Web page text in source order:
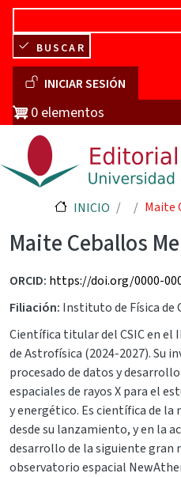
Pasar al contenido principal
BUSCAR
Menú de cuenta de
INICIAR SESIÓN
0 elementos
INICIO Maite
Maite Ceballos
ORCID https://doi.org/0000-
Filiación Instituto de Física de
Científica titular del CSIC en el
de Astrofísica (2024-2027). Su
procesado de datos y
espaciales de rayos X para el
y energético. Es científica de la
desde su lanzamiento, y en la
desarrollo de la siguiente gran
observatorio espacial